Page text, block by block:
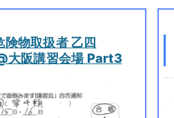
険物取扱者 乙四
阪講習会場 Part3